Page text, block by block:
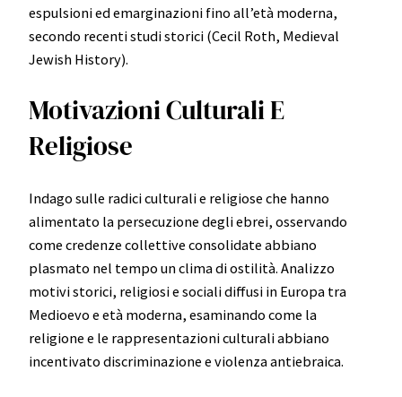
espulsioni ed emarginazioni fino all’età moderna,
secondo recenti studi storici (Cecil Roth, Medieval
Jewish History).
Motivazioni Culturali E
Religiose
Indago sulle radici culturali e religiose che hanno
alimentato la persecuzione degli ebrei, osservando
come credenze collettive consolidate abbiano
plasmato nel tempo un clima di ostilità. Analizzo
motivi storici, religiosi e sociali diffusi in Europa tra
Medioevo e età moderna, esaminando come la
religione e le rappresentazioni culturali abbiano
incentivato discriminazione e violenza antiebraica.